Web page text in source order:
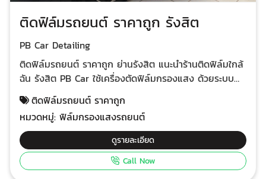
ติดฟิล์มรถยนต์ ราคาถูก รังสิต
PB Car Detailing
ติดฟิล์มรถยนต์ ราคาถูก ย่านรังสิต แนะนำร้านติดฟิล์มใกล้
ฉัน รังสิต PB Car ใช้เครื่องตัดฟิล์มกรองแสง ด้วยระบบ
คอมพิวเตอร์ลงโปรแกรมซอฟท์แวร์รถทุกรุ่น ทุกยี่ห้อ ตัด
ขนาดฟิล์ม บังลมหน้า บังลมหลัง กระจกบานประตูและ
กระจกซันรูฟ (มูนรูฟ) ได้เป๊ะ ตรงตามขนาดและรูปทรงบาน
กระจกรถทุกรุ่น มีความแม่นยำสูง ช่างติดตั้งฟิล์มเป็นช่าง
ฝีมือดี ใช้เครื่องมือติดตั้งเฉพาะทางครบ ทำงานติดตั้งฟิล์ม
แบบมืออาชีพที่วางใจได้ ติดตั้งฟิล์มในห้องแอร์ปลอดฝุ่น
ติดฟิล์มรถยนต์ ราคาถูก
หมวดหมู่:ฟิล์มกรองแสงรถยนต์
ดูรายละเอียด
Call Now